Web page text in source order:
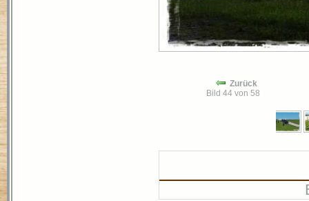
Zurück
Bild 44 von 58